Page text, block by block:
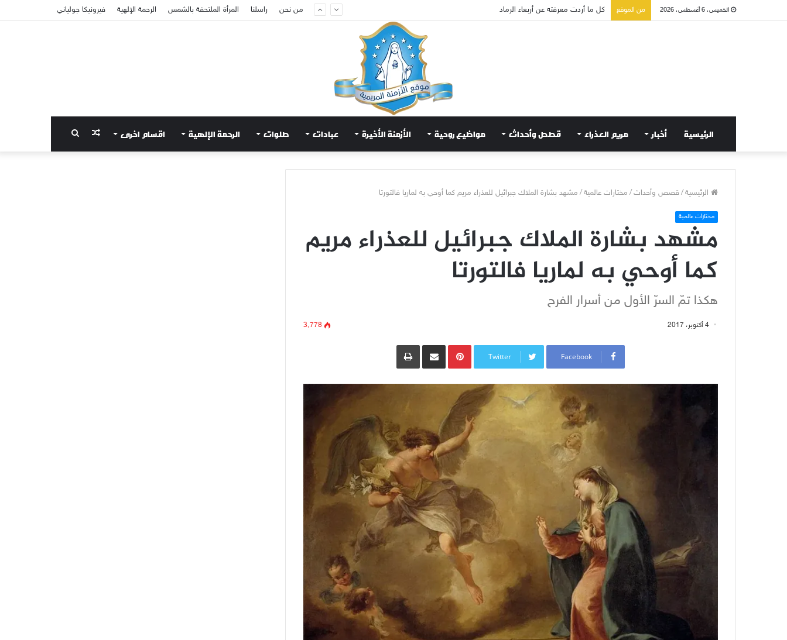
الخميس، 6 أغسطس، 2026 من الموقع
صلاة إلى مريم سلطانة السلام لتهدئة الغضب الإلهي
من نحن راسلنا المرأة الملتحفة بالشمس الرحمة الإلهية فيرونيكا جولياني
الرئيسية أخبار مريم العذراء قصص وأحداث مواضيع روحية الأزمنة الأخيرة عبادات صلوات الرحمة الإلهية اقسام اخرى بحث مقال
الرئيسية/قصص وأحداث/ مختارات عالمية/ مشهد بشارة الملاك جبرائيل للعذراء مريم كما أوحي به لماريا فالتورتا
مختارات عالمية
مشهد بشارة الملاك جبرائيل للعذراء مريم
كما أوحي به لماريا فالتورتا
هكذا تمّ السرّ الأول من أسرار الفرح
4 أكتوبر، 2017 3٬778
Facebook
Twitter
Pinterestمشاركة عبر البريد طباعة